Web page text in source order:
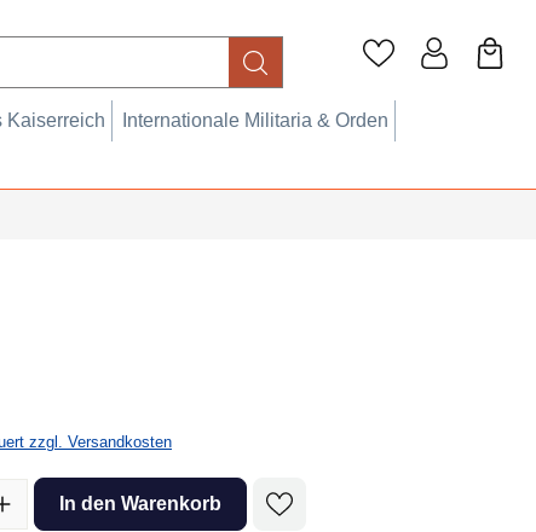
Kaiserreich
Internationale Militaria & Orden
zzgl. Versandkosten
Gib den gewünschten Wert ein oder benutze die Schaltflächen
In den Warenkorb